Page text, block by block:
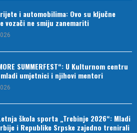
i automobilima: Ovo su ključne
vozači ne smiju zanemariti
SUMMERFEST“: U Kulturnom centru
umjetnici i njihovi mentori
škola sporta „Trebinje 2026“: Mladi
i Republike Srpske zajedno trenirali